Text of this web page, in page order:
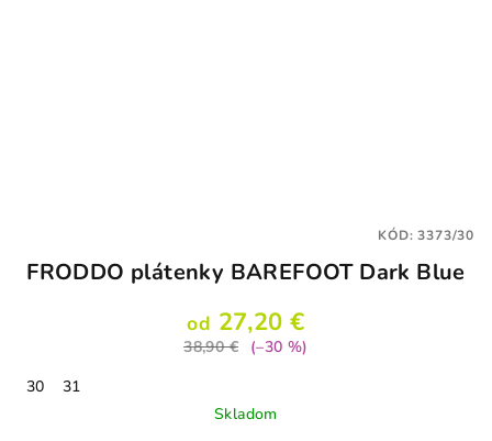
FRODDO plátenky BAREFOOT Dark Blue
od 27,20 €
38,90 €
(–30 %)
30
31
Skladom
KÓD:3373/30